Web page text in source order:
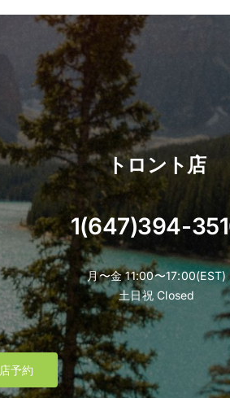
トロント店
1(647)394-
月〜金 11:00〜17:00(EST)
土日祝 Closed
予約